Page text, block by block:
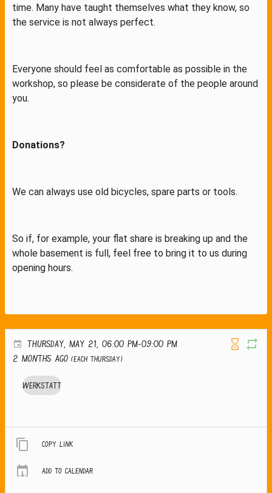
time. Many have taught themselves what they know, so
the service is not always perfect.
Everyone should feel as comfortable as possible in the
workshop, so please be considerate of the people around
you.
Donations?
We can always use old bicycles, spare parts or tools.
So if, for example, your flat share is breaking up and the
whole basement is full, feel free to bring it to us during
opening hours.
THURSDAY, MAY 21, 06:00 PM-09:00 PM
2 months ago (Each Thursday)
Werkstatt
Copy link
Add to calendar